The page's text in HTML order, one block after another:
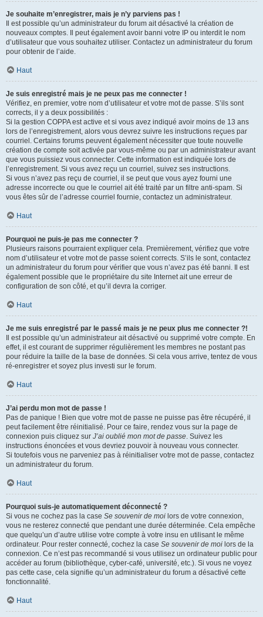
Je souhaite m’enregistrer, mais je n’y parviens pas !
Il est possible qu’un administrateur du forum ait désactivé la création de
nouveaux comptes. Il peut également avoir banni votre IP ou interdit le nom
d’utilisateur que vous souhaitez utiliser. Contactez un administrateur du forum
pour obtenir de l’aide.
Haut
Je suis enregistré mais je ne peux pas me connecter !
Vérifiez, en premier, votre nom d’utilisateur et votre mot de passe. S’ils sont
corrects, il y a deux possibilités :
Si la gestion COPPA est active et si vous avez indiqué avoir moins de 13 ans
lors de l’enregistrement, alors vous devrez suivre les instructions reçues par
courriel. Certains forums peuvent également nécessiter que toute nouvelle
création de compte soit activée par vous-même ou par un administrateur avant
que vous puissiez vous connecter. Cette information est indiquée lors de
l’enregistrement. Si vous avez reçu un courriel, suivez ses instructions.
Si vous n’avez pas reçu de courriel, il se peut que vous ayez fourni une
adresse incorrecte ou que le courriel ait été traité par un filtre anti-spam. Si
vous êtes sûr de l’adresse courriel fournie, contactez un administrateur.
Haut
Pourquoi ne puis-je pas me connecter ?
Plusieurs raisons pourraient expliquer cela. Premièrement, vérifiez que votre
nom d’utilisateur et votre mot de passe soient corrects. S’ils le sont, contactez
un administrateur du forum pour vérifier que vous n’avez pas été banni. Il est
également possible que le propriétaire du site Internet ait une erreur de
configuration de son côté, et qu’il devra la corriger.
Haut
Je me suis enregistré par le passé mais je ne peux plus me connecter ?!
Il est possible qu’un administrateur ait désactivé ou supprimé votre compte. En
effet, il est courant de supprimer régulièrement les membres ne postant pas
pour réduire la taille de la base de données. Si cela vous arrive, tentez de vous
ré-enregistrer et soyez plus investi sur le forum.
Haut
J’ai perdu mon mot de passe !
Pas de panique ! Bien que votre mot de passe ne puisse pas être récupéré, il
peut facilement être réinitialisé. Pour ce faire, rendez vous sur la page de
connexion puis cliquez sur J’ai oublié mon mot de passe. Suivez les
instructions énoncées et vous devriez pouvoir à nouveau vous connecter.
Si toutefois vous ne parveniez pas à réinitialiser votre mot de passe, contactez
un administrateur du forum.
Haut
Pourquoi suis-je automatiquement déconnecté ?
Si vous ne cochez pas la case Se souvenir de moi lors de votre connexion,
vous ne resterez connecté que pendant une durée déterminée. Cela empêche
que quelqu’un d’autre utilise votre compte à votre insu en utilisant le même
ordinateur. Pour rester connecté, cochez la case Se souvenir de moi lors de la
connexion. Ce n’est pas recommandé si vous utilisez un ordinateur public pour
accéder au forum (bibliothèque, cyber-café, université, etc.). Si vous ne voyez
pas cette case, cela signifie qu’un administrateur du forum a désactivé cette
fonctionnalité.
Haut